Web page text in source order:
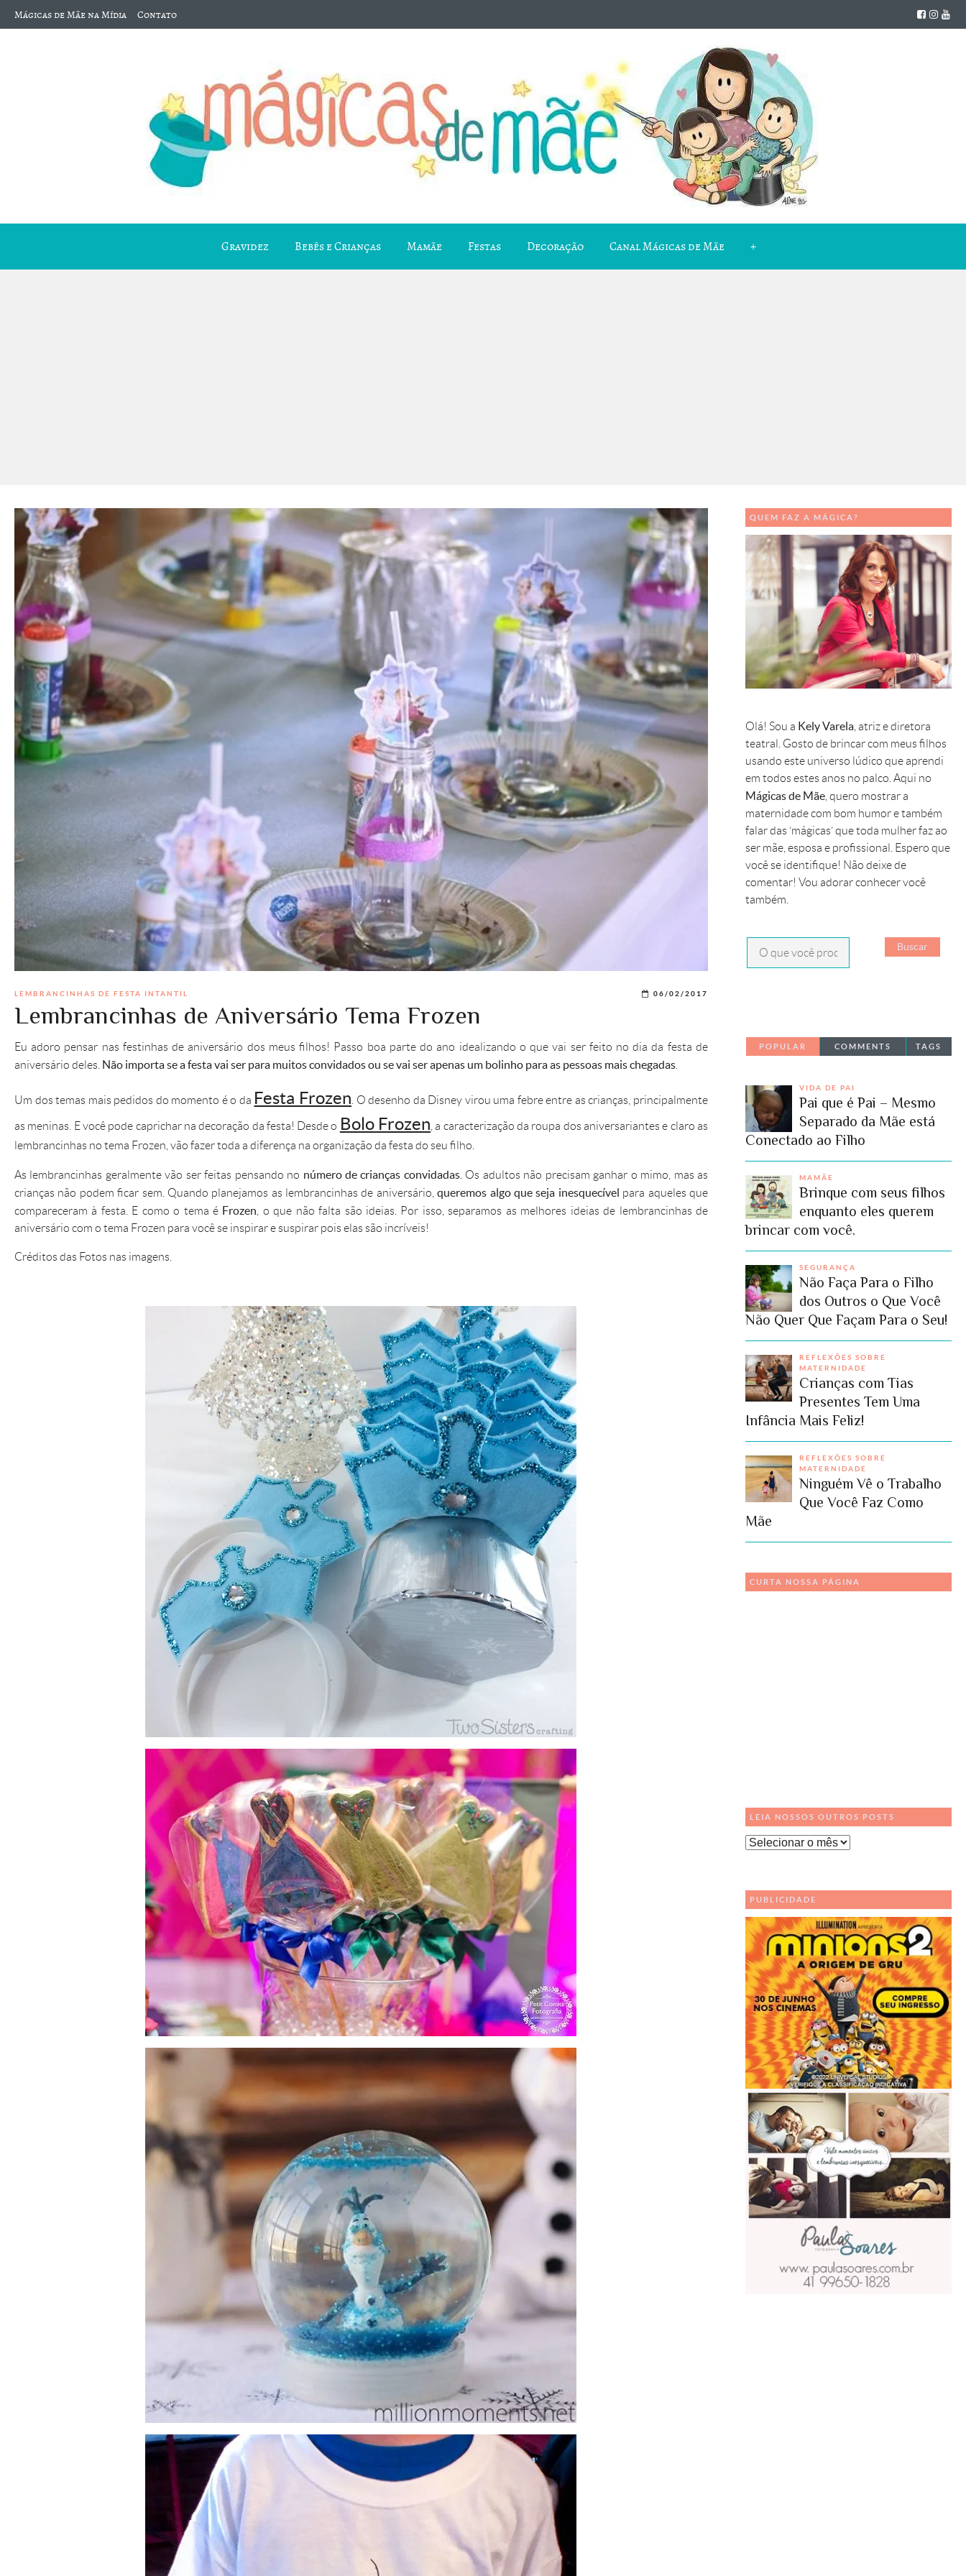
Mágicas de Mãe na Mídia Contato
Gravidez Bebês e Crianças Mamãe Festas Decoração Canal Mágicas de Mãe +
06/02/2017
LEMBRANCINHAS DE FESTA INTANTIL
Lembrancinhas de Aniversário Tema Frozen
Eu adoro pensar nas festinhas de aniversário dos meus filhos! Passo boa parte do ano idealizando o que vai ser feito no dia da festa de
aniversário deles. Não importa se a festa vai ser para muitos convidados ou se vai ser apenas um bolinho para as pessoas mais chegadas
Um dos temas mais pedidos do momento é o da Festa Frozen . O desenho da Disney virou uma febre entre as crianças, principalmente
as meninas. E você pode caprichar na decoração da festa! Desde o Bolo Frozen a caracterização da roupa dos aniversariantes e claro as
lembrancinhas no tema Frozen, vão fazer toda a diferença na organização da festa do seu filho.
As lembrancinhas geralmente vão ser feitas pensando no número de crianças convidadas. Os adultos não precisam ganhar o mimo, mas as
crianças não podem ficar sem. Quando planejamos as lembrancinhas de aniversário,queremos algo que seja inesquecível para aqueles que
compareceram à festa. E como o tema é Frozen , o que não falta são ideias. Por isso, separamos as melhores ideias de lembrancinhas de
aniversário com o tema Frozen para você se inspirar e suspirar pois elas são incríveis!
Créditos das Fotos nas imagens.
QUEM FAZ A MÁGICA?
Olá! Sou a Kely Varela , atriz e diretora
teatral. Gosto de brincar com meus filhos
usando este universo lúdico que aprendi
em todos estes anos no palco. Aqui no
Mágicas de Mãe , quero mostrar a
maternidade com bom humor e também
falar das ‘mágicas’ que toda mulher faz ao
ser mãe, esposa e profissional. Espero que
você se identifique! Não deixe de
comentar! Vou adorar conhecer você
também.
POPULAR COMMENTS TAGS
VIDA DE PAI
Pai que é Pai – Mesmo
Separado da Mãe está
Conectado ao Filho
MAMÃE
Brinque com seus filhos
enquanto eles querem
brincar com você.
SEGURANÇA
Não Faça Para o Filho
dos Outros o Que Você
Não Quer Que Façam Para o Seu!
REFLEXÕES SOBRE
MATERNIDADE
Crianças com Tias
Presentes Tem Uma
Infância Mais Feliz!
REFLEXÕES SOBRE
MATERNIDADE
Ninguém Vê o Trabalho
Que Você Faz Como
Mãe
CURTA NOSSA PÁGINA
LEIA NOSSOS OUTROS POSTS
Leia
Posts
PUBLICIDADE